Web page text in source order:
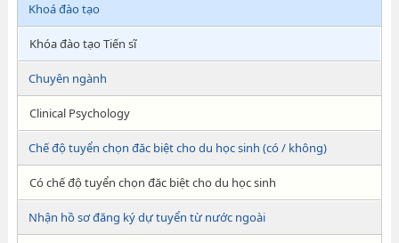
Khoá đào tạo
Khóa đào tạo Tiến sĩ
Chuyên ngành
Clinical Psychology
Chế độ tuyển chọn đăc biệt cho du học sinh (có / không)
Có chế độ tuyển chọn đăc biệt cho du học sinh
Nhận hồ sơ đăng ký dự tuyển từ nước ngoài